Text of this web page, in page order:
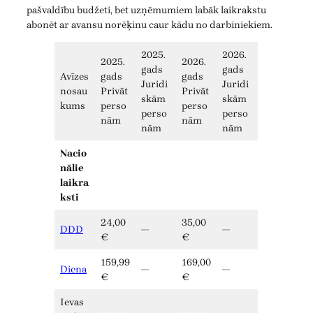
pašvaldību budžeti, bet uzņēmumiem labāk laikrakstu
abonēt ar avansu norēķinu caur kādu no darbiniekiem.
Avīzes
nosau
kums
2025.
gads
Privāt
perso
nām
2025.
gads
Juridi
skām
perso
nām
2026.
gads
Privāt
perso
nām
2026.
gads
Juridi
skām
perso
nām
Nacio
nālie
laikra
ksti
DDD
24,00
€
—
35,00
€
—
Diena
159,99
€
—
169,00
€
—
Ievas